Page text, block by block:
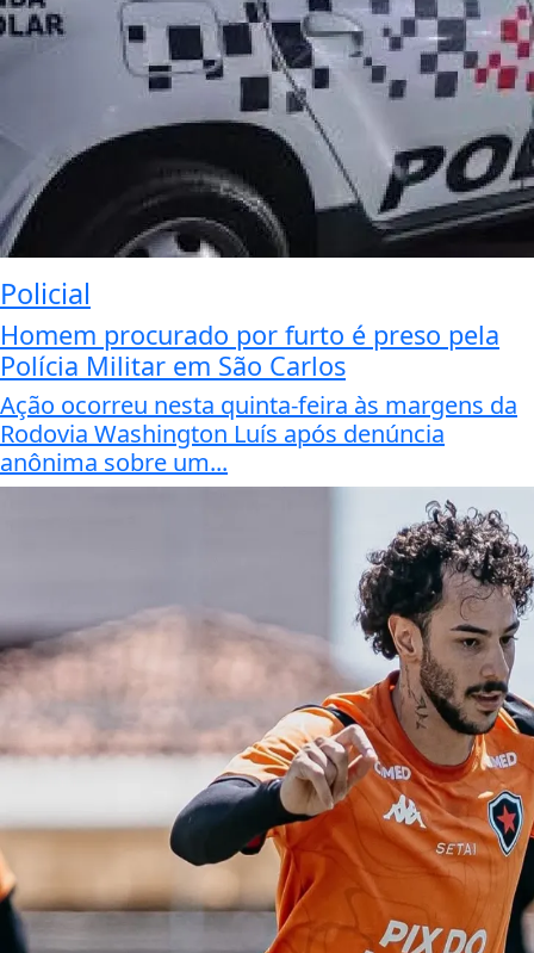
Policial
Homem procurado por furto é preso pela
Polícia Militar em São Carlos
Ação ocorreu nesta quinta-feira às margens da
Rodovia Washington Luís após denúncia
anônima sobre um...